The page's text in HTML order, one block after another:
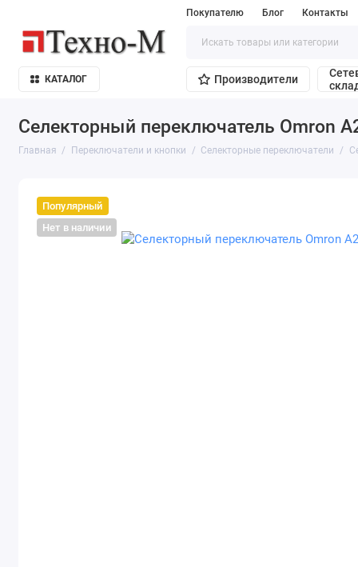
Покупателю Блог Контакты
КАТАЛОГ Производители
Селекторный переключатель Omron
Главная Переключатели и кнопки Селекторные переключатели
Популярный
Нет в наличии